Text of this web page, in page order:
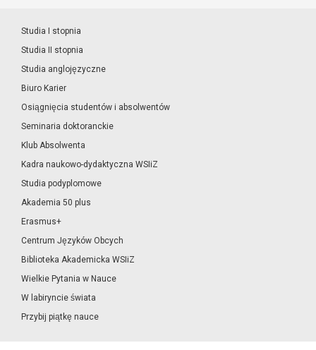
Studia I stopnia
Studia II stopnia
Studia anglojęzyczne
Biuro Karier
Osiągnięcia studentów i absolwentów
Seminaria doktoranckie
Klub Absolwenta
Kadra naukowo-dydaktyczna WSIiZ
Studia podyplomowe
Akademia 50 plus
Erasmus+
Centrum Języków Obcych
Biblioteka Akademicka WSIiZ
Wielkie Pytania w Nauce
W labiryncie świata
Przybij piątkę nauce